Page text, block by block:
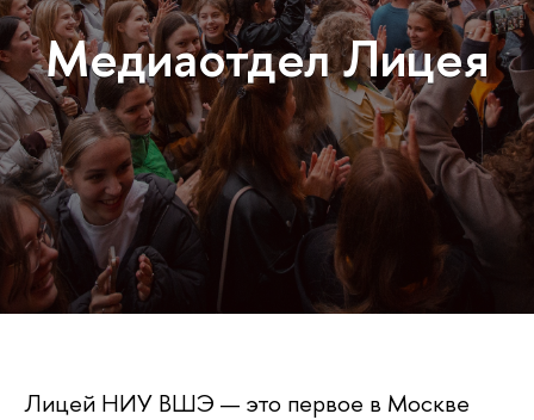
Медиаотдел Лицея
Лицей НИУ ВШЭ — это первое в Москве